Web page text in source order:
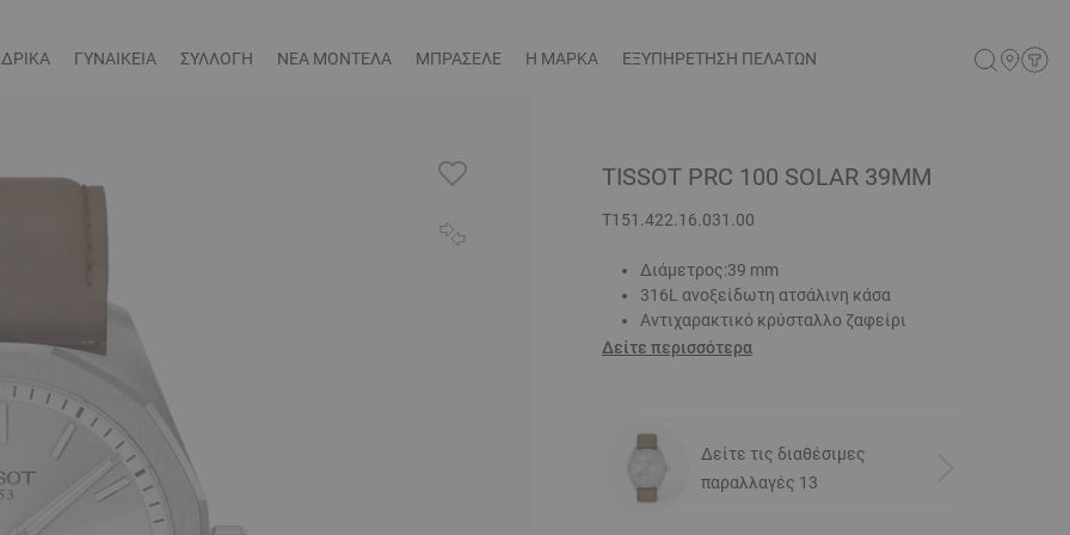
ΓΥΝΑΙΚΕΙΑ ΣΥΛΛΟΓΗ ΝΕΑ ΜΟΝΤΕΛΑ ΜΠΡΑΣΕΛΕ Η ΜΑΡΚΑ ΕΞΥΠΗΡΕΤΗΣΗ ΠΕΛΑΤΩΝ
TISSOT PRC 100 SOLAR 39MM
T151.422.16.031.00
Διάμετρος:39 mm
316L ανοξείδωτη ατσάλινη κάσα
Αντιχαρακτικό κρύσταλλο ζαφείρι
Δείτε περισσότερα
Δείτε τις διαθέσιμες
παραλλαγές 13